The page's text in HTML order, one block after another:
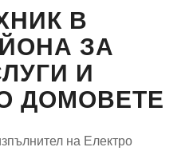
В
ЗА
И
ДОМОВЕТЕ
на Електро